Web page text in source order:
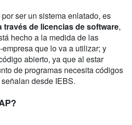
ser un sistema enlatado, es
través de licencias de software,
hecho a la medida de las
que lo va a utilizar; y
abierto, ya que al estar
de programas necesita códigos
desde IEBS.